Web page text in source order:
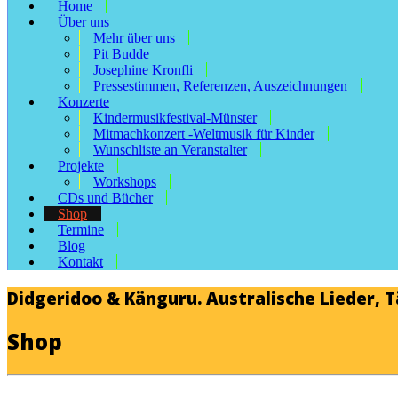
Home
Über uns
Mehr über uns
Pit Budde
Josephine Kronfli
Pressestimmen, Referenzen, Auszeichnungen
Konzerte
Kindermusikfestival-Münster
Mitmachkonzert -Weltmusik für Kinder
Wunschliste an Veranstalter
Projekte
Workshops
CDs und Bücher
Shop
Termine
Blog
Kontakt
Didgeridoo & Känguru. Australische Lieder,
Shop